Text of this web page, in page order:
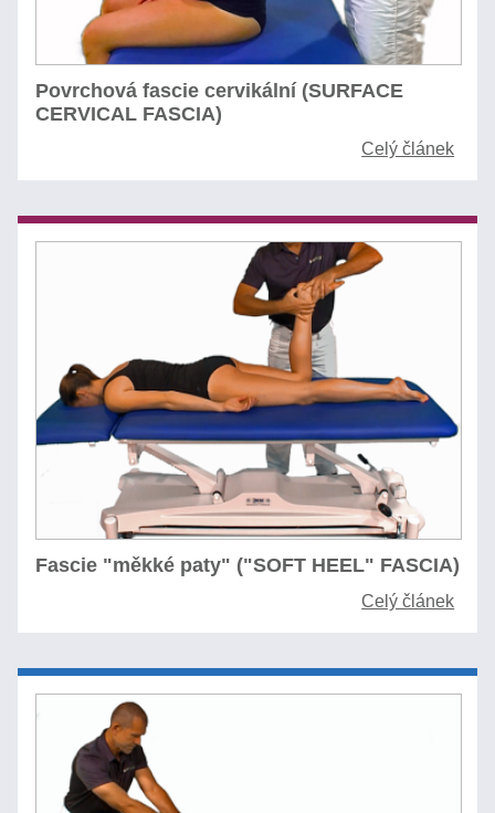
Povrchová fascie cervikální (SURFACE
CERVICAL FASCIA)
Celý článek
Fascie "měkké paty" ("SOFT HEEL" FASCIA)
Celý článek